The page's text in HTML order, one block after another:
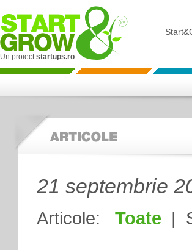
Un proiectstartups.ro
21 septembrie
Articole: Toate |